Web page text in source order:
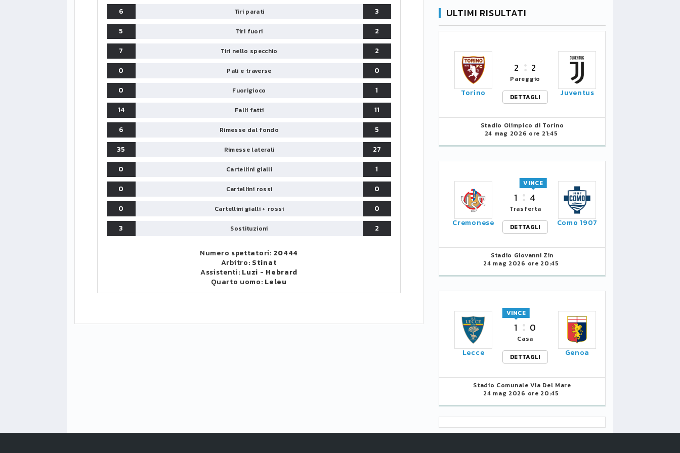
6
Tiri parati
3
5
Tiri fuori
2
7
Tiri nello specchio
2
0
Pali e traverse
0
0
Fuorigioco
1
14
Falli fatti
11
6
Rimesse dal fondo
5
35
Rimesse laterali
27
0
Cartellini gialli
1
0
Cartellini rossi
0
0
Cartellini gialli + rossi
0
3
Sostituzioni 2
Numero spettatori: 20444
Arbitro: Stinat
Assistenti: Luzi - Hebrard
Quarto uomo: Leleu
ULTIMI RISULTATI
Torino
2 2
Pareggio
DETTAGLI
Juventus
Stadio Olimpico di Torino
24 mag 2026 ore 21:45
Cremonese
1 4
VINCE
Trasferta
DETTAGLI
Como 1907
Stadio Giovanni Zin
24 mag 2026 ore 20:45
Lecce
1
VINCE
0
Casa
DETTAGLI
Genoa
Stadio Comunale Via Del Mare
24 mag 2026 ore 20:45